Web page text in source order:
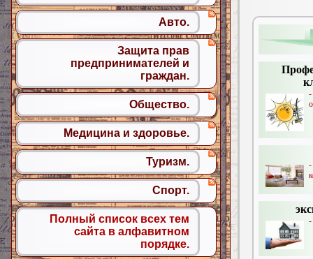
-
-
-
Авто.
Защита прав
предпринимателей и
граждан.
Общество.
Медицина и здоровье.
Туризм.
Спорт.
Полный список всех тем
сайта в алфавитном
порядке.